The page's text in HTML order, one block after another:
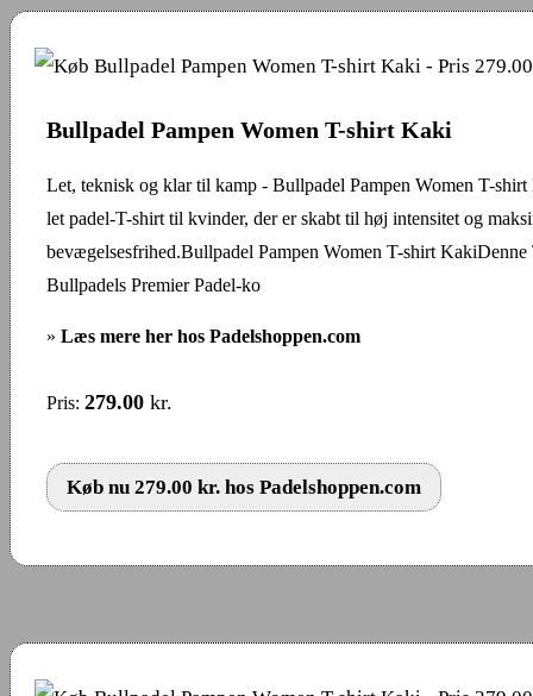
Bullpadel Pampen Women T-shirt Kaki
Let, teknisk og klar til kamp - Bullpadel Pampen Women T-
let padel-T-shirt til kvinder, der er skabt til høj intensitet og
bevægelsesfrihed.Bullpadel Pampen Women T-shirt KakiDenne
Bullpadels Premier Padel-ko
» Læs mere her hos Padelshoppen.com
Pris: 279.00 kr.
Køb nu 279.00 kr. hos Padelshoppen.com